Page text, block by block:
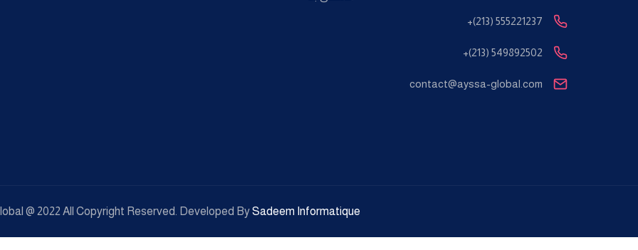
+(213) 555221237
+(213) 549892502
contact@ayssa-global.com
@ 2022 All Copyright Reserved. Developed BySadeem Informatique